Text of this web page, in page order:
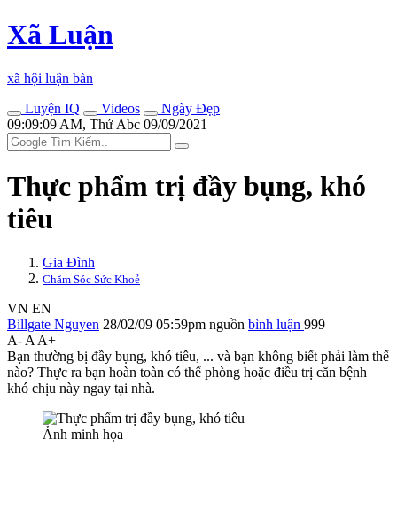
Xã Luận
xã hội luận bàn
Luyện IQ
Videos
Ngày Đẹp
09:09:09 AM, Thứ Abc 09/09/2021
Thực phẩm trị đầy bụng, khó
tiêu
Gia Đình
Chăm Sóc Sức Khoẻ
VN EN
Billgate Nguyen 28/02/09 05:59pm nguồn bình luận 999
A- A A+
Bạn thường bị đầy bụng, khó tiêu, ... và bạn không biết phải làm thế
nào? Thực ra bạn hoàn toàn có thể phòng hoặc điều trị căn bệnh
khó chịu này ngay tại nhà.
Ảnh minh họa